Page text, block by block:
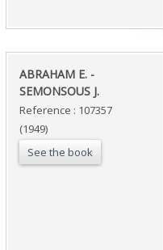
‎ABRAHAM E. -
SEMONSOUS J.‎
Reference : 107357
(1949)
See the book